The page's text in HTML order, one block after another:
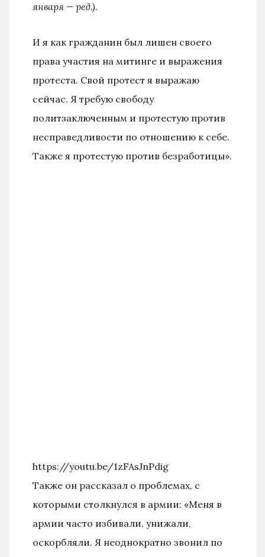
января — ред.).
И я как гражданин был лишен своего
права участия на митинге и выражения
протеста. Свой протест я выражаю
сейчас. Я требую свободу
политзаключенным и протестую против
несправедливости по отношению к себе.
Также я протестую против безработицы».
https://youtu.be/1zFAsJnPdig
Также он рассказал о проблемах, с
которыми столкнулся в армии: «Меня в
армии часто избивали, унижали,
оскорбляли. Я неоднократно звонил по